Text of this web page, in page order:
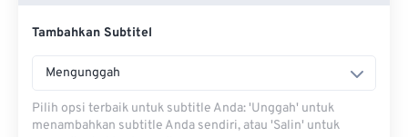
Tambahkan Subtitel
Mengunggah
Pilih opsi terbaik untuk subtitle Anda: 'Unggah' untuk
menambahkan subtitle Anda sendiri, atau 'Salin' untuk